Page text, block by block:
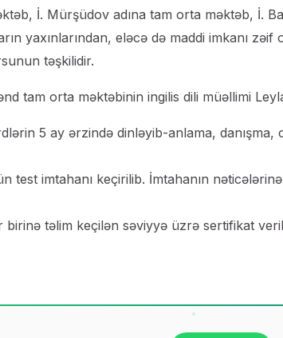
İ. Mürşüdov adına tam orta məktəb, İ.
yaxınlarından, eləcə də maddi imkanı zəif
təşkilidir.
tam orta məktəbinin ingilis dili müəllimi
5 ay ərzində dinləyib-anlama, danışma,
imtahanı keçirilib. İmtahanın
təlim keçilən səviyyə üzrə sertifikat